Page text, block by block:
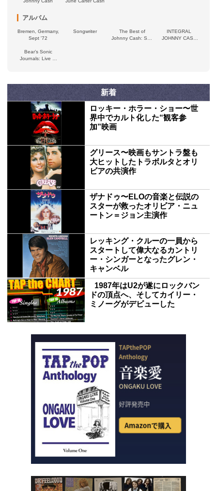
アルバム
Bremen, Germany,
Sept '72
Songwriter
The Best of
Johnny Cash: Sun
INTEGRAL
JOHNNY CASH
Bear’s Sonic
Journals: Live at
新着
ロッキー・ホラー・ショー〜世
界中でカルト化した“観客参
加”映画
グリース〜映画もサントラ盤も
大ヒットしたトラボルタとオリ
ビアの共演作
ザナドゥ〜ELOの音楽と伝説の
スターが救ったオリビア・ニュ
ートン＝ジョン主演作
レッキング・クルーの一員から
スタートして偉大なるカントリ
ー・シンガーとなったグレン・
キャンベル
1987年はU2が遂にロックバン
ドの頂点へ、そしてカイリー・
ミノーグがデビューした